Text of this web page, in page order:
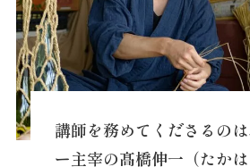
講師を務めてくださるの
ー主宰の髙橋伸一（たか